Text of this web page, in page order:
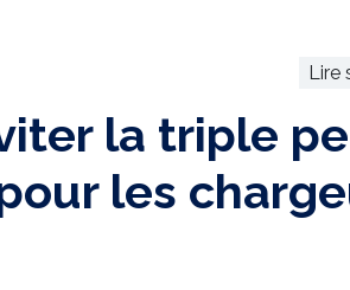
Lire
la triple
les